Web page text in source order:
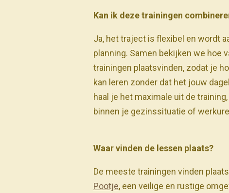
Kan ik deze trainingen
Ja, het traject is flexibel en wordt
planning. Samen bekijken we hoe
trainingen plaatsvinden, zodat je
kan leren zonder dat het jouw
haal je het maximale uit de
binnen je gezinssituatie of
Waar vinden de lessen plaats?
De meeste trainingen vinden
Pootje, een veilige en rustige